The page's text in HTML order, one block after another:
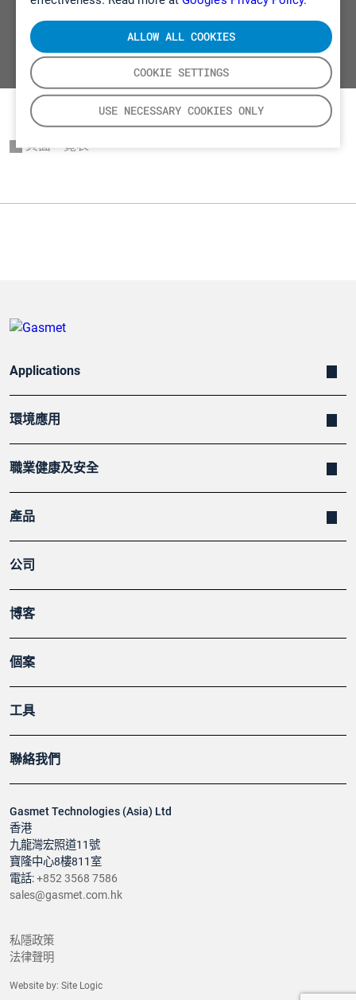
COOKIE SETTINGS
USE NECESSARY COOKIES ONLY
ALLOW ALL COOKIES
我們的結果暗示餵食柳葉給反芻動物對氣候變
化和空氣質素目標可能有影響
頁面一覽表
Gasmet Technologies (Asia) Ltd
香港
九龍灣宏照道11號
寶隆中心8樓811室
電話:+852 3568 7586
sales@gasmet.com.hk
Applications
環境應用
職業健康及安全
產品
公司
博客
個案
工具
聯絡我們
私隱政策
法律聲明
Website by: Site Logic